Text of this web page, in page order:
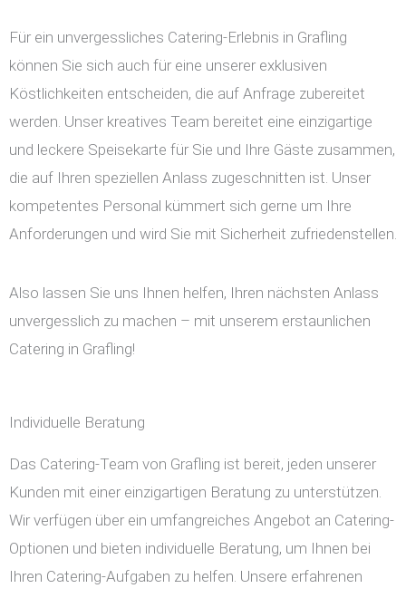
Für ein unvergessliches Catering-Erlebnis in Grafling
können Sie sich auch für eine unserer exklusiven
Köstlichkeiten entscheiden, die auf Anfrage zubereitet
werden. Unser kreatives Team bereitet eine einzigartige
und leckere Speisekarte für Sie und Ihre Gäste zusammen,
die auf Ihren speziellen Anlass zugeschnitten ist. Unser
kompetentes Personal kümmert sich gerne um Ihre
Anforderungen und wird Sie mit Sicherheit zufriedenstellen.
Also lassen Sie uns Ihnen helfen, Ihren nächsten Anlass
unvergesslich zu machen – mit unserem erstaunlichen
Catering in Grafling!
Individuelle Beratung
Das Catering-Team von Grafling ist bereit, jeden unserer
Kunden mit einer einzigartigen Beratung zu unterstützen.
Wir verfügen über ein umfangreiches Angebot an Catering-
Optionen und bieten individuelle Beratung, um Ihnen bei
Ihren Catering-Aufgaben zu helfen. Unsere erfahrenen